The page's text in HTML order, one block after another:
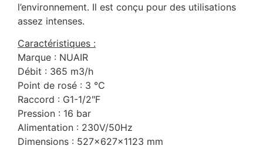
l’environnement. Il est conçu pour des utilisations
assez intenses.
Caractéristiques :
Marque : NUAIR
Débit : 365 m3/h
Point de rosé : 3 °C
Raccord : G1-1/2″F
Pression : 16 bar
Alimentation : 230V/50Hz
Dimensions : 527x627x1123 mm